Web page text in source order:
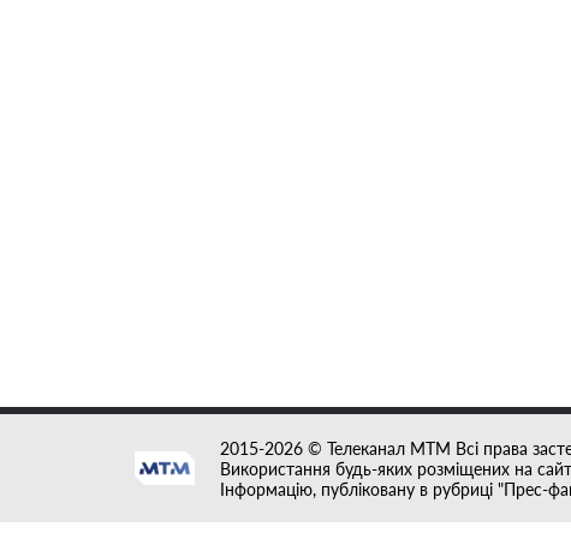
2015-2026 © Телеканал MTM Всі права
Використання будь-яких розміщених на
Інформацію, публіковану в рубриці "Прес-